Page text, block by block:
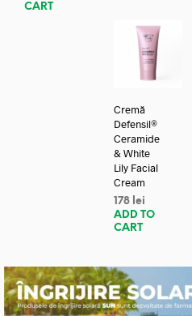
CART
Cremă
Defensil®
Ceramide
& White
Lily Facial
Cream
178 lei
ADD TO
CART